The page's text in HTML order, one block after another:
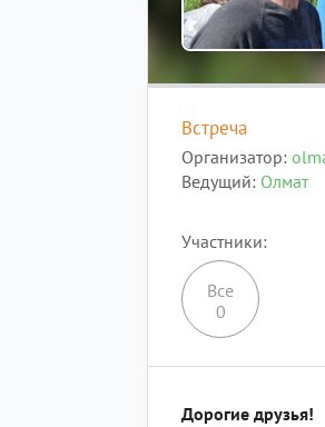
Встреча
Организатор
Ведущий Олмат
Участники
Все
0
Дорогие друзья!